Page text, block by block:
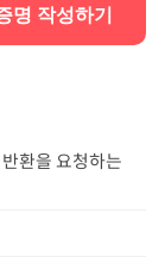
명 작성하기
환을 요청하는